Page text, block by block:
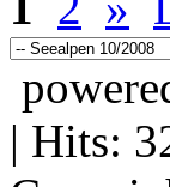
| Hits: